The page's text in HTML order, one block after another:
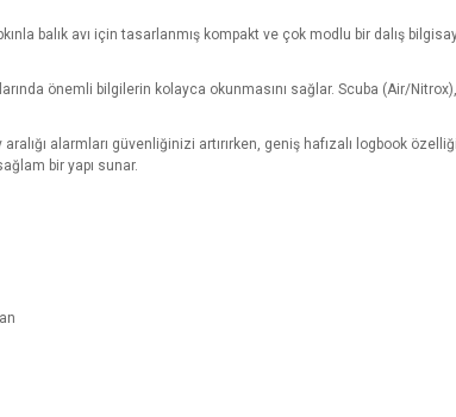
balık avı için tasarlanmış kompakt ve çok modlu bir dalış
önemli bilgilerin kolayca okunmasını sağlar. Scuba (Air/
alarmları güvenliğinizi artırırken, geniş hafızalı logbook
bir yapı sunar.